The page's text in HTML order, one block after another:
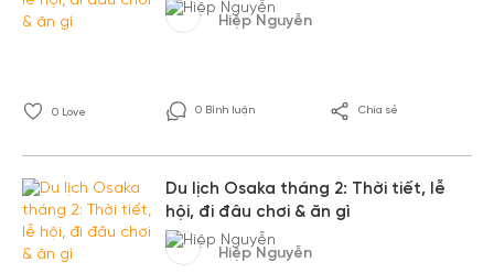
Hiệp Nguyễn
0 Love 0 Bình luận Chia sẻ
Du lịch Osaka tháng 2: Thời tiết, lễ
hội, đi đâu chơi & ăn gì
Hiệp Nguyễn